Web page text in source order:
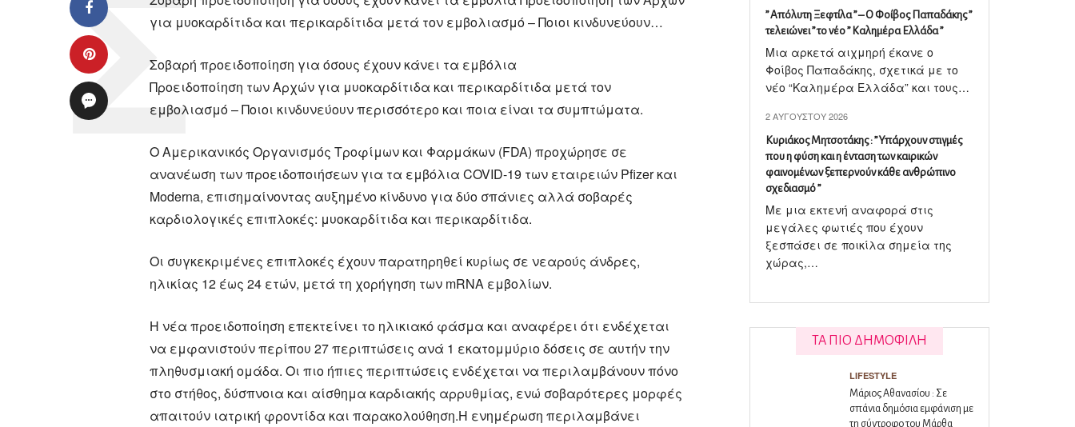
για μυοκαρδίτιδα και περικαρδίτιδα μετά τον εμβολιασμό – Ποιοι κινδυνεύουν…
Σοβαρή προειδοποίηση για όσους έχουν κάνει τα εμβόλια
Προειδοποίηση των Αρχών για μυοκαρδίτιδα και περικαρδίτιδα μετά τον
εμβολιασμό – Ποιοι κινδυνεύουν περισσότερο και ποια είναι τα συμπτώματα.
Ο Αμερικανικός Οργανισμός Τροφίμων και Φαρμάκων (FDA) προχώρησε σε
ανανέωση των προειδοποιήσεων για τα εμβόλια COVID-19 των εταιρειών Pfizer και
Moderna, επισημαίνοντας αυξημένο κίνδυνο για δύο σπάνιες αλλά σοβαρές
καρδιολογικές επιπλοκές: μυοκαρδίτιδα και περικαρδίτιδα.
Οι συγκεκριμένες επιπλοκές έχουν παρατηρηθεί κυρίως σε νεαρούς άνδρες,
ηλικίας 12 έως 24 ετών, μετά τη χορήγηση των mRNA εμβολίων.
Η νέα προειδοποίηση επεκτείνει το ηλικιακό φάσμα και αναφέρει ότι ενδέχεται
να εμφανιστούν περίπου 27 περιπτώσεις ανά 1 εκατομμύριο δόσεις σε αυτήν την
πληθυσμιακή ομάδα. Οι πιο ήπιες περιπτώσεις ενδέχεται να περιλαμβάνουν πόνο
στο στήθος, δύσπνοια και αίσθημα καρδιακής αρρυθμίας, ενώ σοβαρότερες μορφές
απαιτούν ιατρική φροντίδα και παρακολούθηση.Η ενημέρωση περιλαμβάνει
” Απόλυτη Ξεφτίλα ” – Ο Φοίβος Παπαδάκης ”
τελειώνει ” το νέο ” Καλημέρα Ελλάδα ”
Μια αρκετά αιχμηρή έκανε ο
Φοίβος Παπαδάκης, σχετικά με το
νέο “Καλημέρα Ελλάδα” και τους…
2 ΑΥΓΟΎΣΤΟΥ 2026
Κυριάκος Μητσοτάκης : ” Υπάρχουν στιγμές
που η φύση και η ένταση των καιρικών
φαινομένων ξεπερνούν κάθε ανθρώπινο
σχεδιασμό ”
Με μια εκτενή αναφορά στις
μεγάλες φωτιές που έχουν
ξεσπάσει σε ποικίλα σημεία της
χώρας,…
ΤΑ ΠΙΟ ΔΗΜΟΦΙΛΗ
LIFESTYLE
Μάριος Αθανασίου : Σε
σπάνια δημόσια εμφάνιση με
τη σύντροφο του Μάρθα